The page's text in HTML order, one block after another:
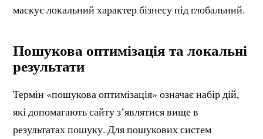
маскує локальний характер бізнесу під глобальний.
Пошукова оптимізація та локальні
результати
Термін «пошукова оптимізація» означає набір дій,
які допомагають сайту зʼявлятися вище в
результатах пошуку. Для пошукових систем